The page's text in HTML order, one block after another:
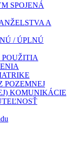
SPOJENÁ
A
/ ÚPLNÚ
POUŽITIA
POZEMNEJ
KOMUNIKÁCIE